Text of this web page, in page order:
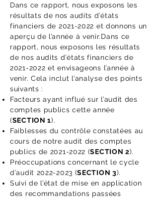
Dans ce rapport, nous exposons les
résultats de nos audits d’états
financiers de 2021-2022 et donnons un
aperçu de l’année à venir.Dans ce
rapport, nous exposons les résultats
de nos audits d’états financiers de
2021-2022 et envisageons l’année à
venir. Cela inclut l’analyse des points
suivants :
Facteurs ayant influé sur l’audit des
comptes publics cette année
(SECTION 1).
Faiblesses du contrôle constatées au
cours de notre audit des comptes
publics de 2021-2022 (SECTION 2).
Préoccupations concernant le cycle
d’audit 2022-2023 (SECTION 3).
Suivi de l’état de mise en application
des recommandations passées